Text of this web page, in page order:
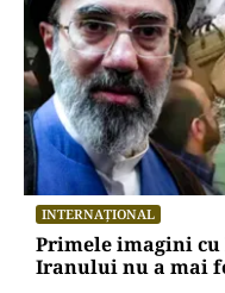
INTERNAȚIONAL
Primele imagini
Iranului nu a mai